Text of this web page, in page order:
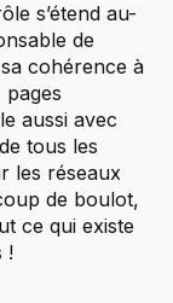
s’étend au-
de
cohérence à
aussi avec
tous les
les réseaux
de boulot,
ce qui existe
!